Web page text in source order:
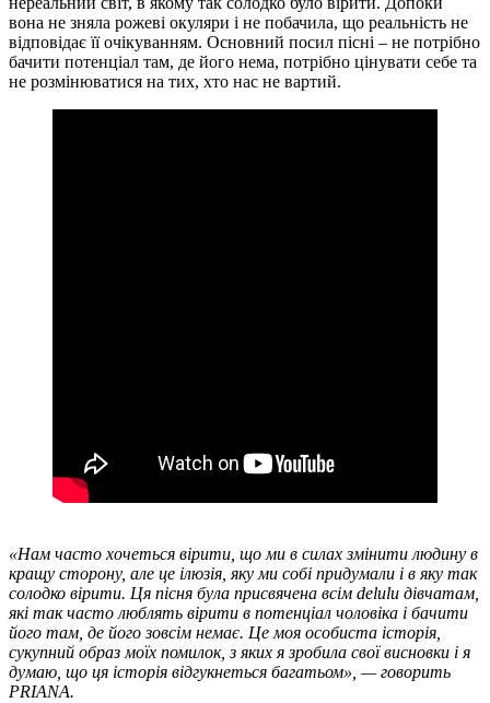
вона не зняла рожеві окуляри і не побачила, що реальність не
відповідає її очікуванням. Основний посил пісні – не потрібно
бачити потенціал там, де його нема, потрібно цінувати себе та
не розмінюватися на тих, хто нас не вартий.
«Нам часто хочеться вірити, що ми в силах змінити людину в
кращу сторону, але це ілюзія, яку ми собі придумали і в яку так
солодко вірити. Ця пісня була присвячена всім delulu дівчатам,
які так часто люблять вірити в потенціал чоловіка і бачити
його там, де його зовсім немає. Це моя особиста історія,
сукупний образ моїх помилок, з яких я зробила свої висновки і я
думаю, що ця історія відгукнеться багатьом», — говорить
PRIANA.